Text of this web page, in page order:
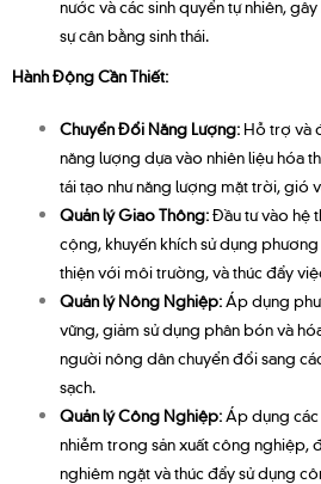
nước và các sinh quyển tự nhiên,
sự cân bằng sinh thái.
Hành Động Cần Thiết:
Chuyển Đổi Năng Lượng: Hỗ trợ và
năng lượng dựa vào nhiên liệu hóa
tái tạo như năng lượng mặt trời, gió
Quản lý Giao Thông:Đầu tư vào hệ
cộng, khuyến khích sử dụng
thiện với môi trường, và thúc đẩy
Quản lý Nông Nghiệp:Áp dụng
vững, giảm sử dụng phân bón và
người nông dân chuyển đổi sang
sạch.
Quản lý Công Nghiệp:Áp dụng
nhiễm trong sản xuất công nghiệp,
nghiêm ngặt và thúc đẩy sử dụng